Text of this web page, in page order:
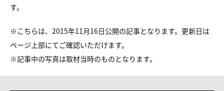
す。
※こちらは、2015年11月16日公開の記事となります。更新日は
ページ上部にてご確認いただけます。
※記事中の写真は取材当時のものとなります。